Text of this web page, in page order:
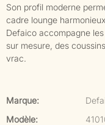
Son profil moderne
cadre lounge
Defaico accompagne
sur mesure, des
vrac.
Marque:
Modèle: